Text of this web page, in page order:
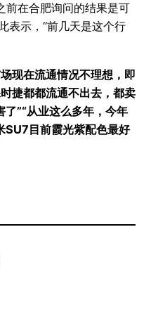
在合肥询问的结果是可
表示，“前几天是这个行
现在流通情况不理想，即
捷都都流通不出去，都卖
”“从业这么多年，今年
SU7目前霞光紫配色最好